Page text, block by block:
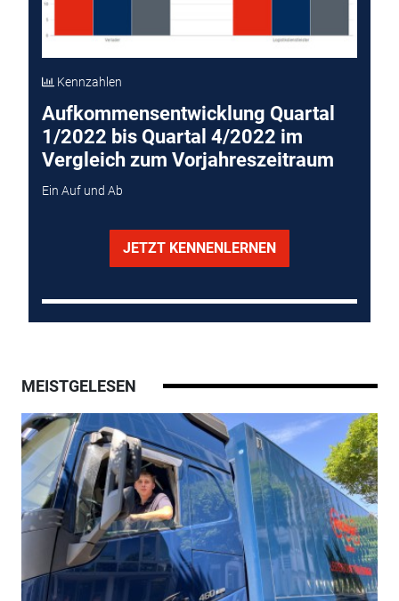
Kennzahlen
Aufkommensentwicklung Quartal
1/2022 bis Quartal 4/2022 im
Vergleich zum Vorjahreszeitraum
Ein Auf und Ab
JETZT KENNENLERNEN
MEISTGELESEN